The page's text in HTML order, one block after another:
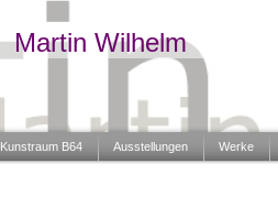
Martin Wilhelm
Kunstraum B64 Ausstellungen Werke